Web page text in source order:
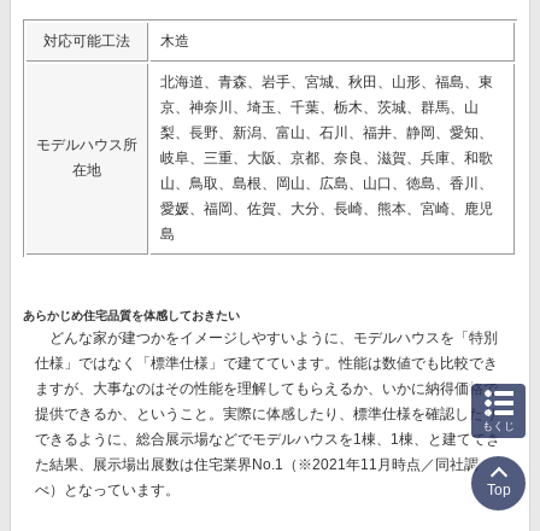
対応可能工法 木造
モデルハウス所
在地
北海道、青森、岩手、宮城、秋田、山形、福島、東
京、神奈川、埼玉、千葉、栃木、茨城、群馬、山
梨、長野、新潟、富山、石川、福井、静岡、愛知、
岐阜、三重、大阪、京都、奈良、滋賀、兵庫、和歌
山、鳥取、島根、岡山、広島、山口、徳島、香川、
愛媛、福岡、佐賀、大分、長崎、熊本、宮崎、鹿児
島
あらかじめ住宅品質を体感しておきたい
どんな家が建つかをイメージしやすいように、モデルハウスを「特別
仕様」ではなく「標準仕様」で建てています。性能は数値でも比較でき
ますが、大事なのはその性能を理解してもらえるか、いかに納得価格で
提供できるか、ということ。実際に体感したり、標準仕様を確認したり
できるように、総合展示場などでモデルハウスを1棟、1棟、と建ててき
た結果、 展示場出展数は住宅業界No.1 （※2021年11月時点／同社調
べ）となっています。
もくじ
Top